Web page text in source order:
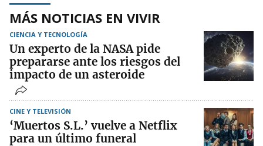
MÁS NOTICIAS EN VIVIR
CIENCIA Y TECNOLOGÍA
Un experto de la NASA pide
prepararse ante los riesgos del
impacto de un asteroide
CINE Y TELEVISIÓN
‘Muertos S.L.’ vuelve a Netflix
para un último funeral